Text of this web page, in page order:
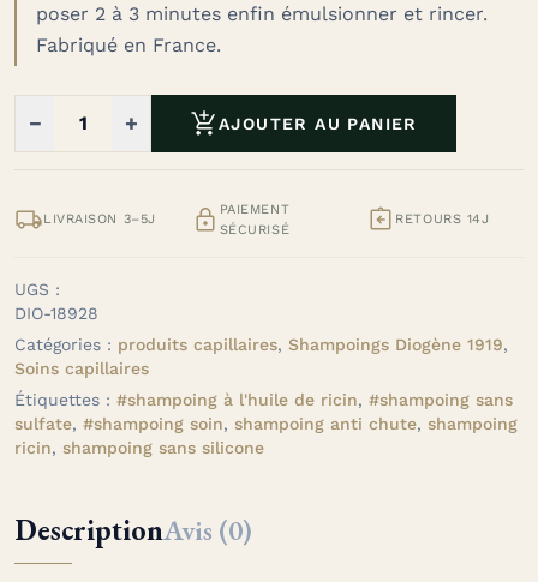
poser 2 à 3 minutes enfin émulsionner et rincer.
Fabriqué en France.
− + AJOUTER AU PANIER
LIVRAISON 3–5J  PAIEMENT
SÉCURISÉ
 RETOURS 14J
UGS :
DIO-18928
Catégories : produits capillaires, Shampoings Diogène 1919,
Soins capillaires
Étiquettes : #shampoing à l'huile de ricin, #shampoing sans
sulfate, #shampoing soin, shampoing anti chute, shampoing
ricin, shampoing sans silicone
DescriptionAvis (0)